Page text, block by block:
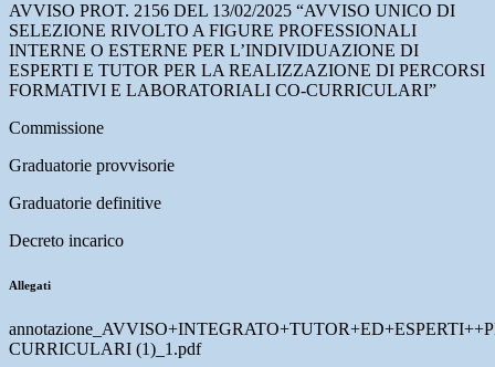
AVVISO PROT. 2156 DEL 13/02/2025 “AVVISO UNICO DI
SELEZIONE RIVOLTO A FIGURE PROFESSIONALI
INTERNE O ESTERNE PER L’INDIVIDUAZIONE DI
ESPERTI E TUTOR PER LA REALIZZAZIONE DI PERCORSI
FORMATIVI E LABORATORIALI CO-CURRICULARI”
Commissione
Graduatorie provvisorie
Graduatorie definitive
Decreto incarico
Allegati
CURRICULARI (1)_1.pdf